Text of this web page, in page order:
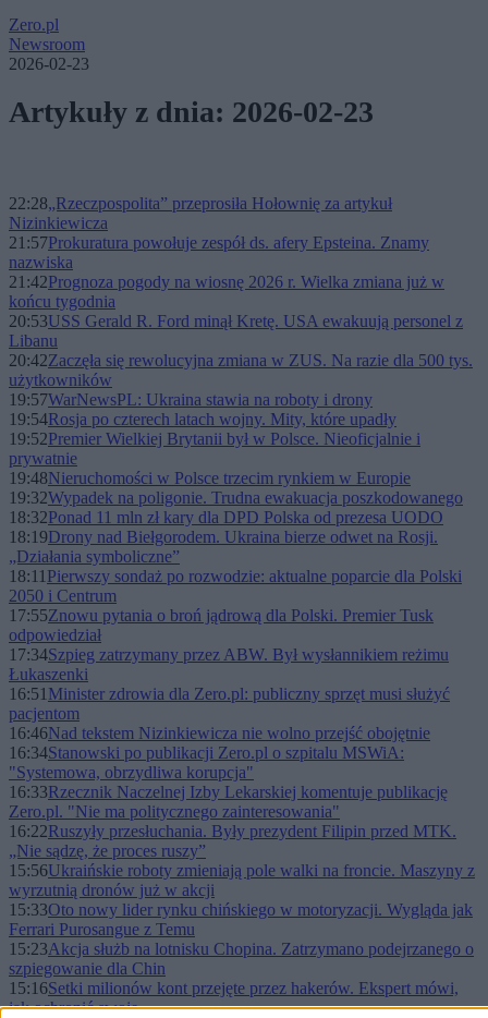
Zero.pl
Newsroom
2026-02-23
Artykuły z dnia: 2026-02-23
22:28„Rzeczpospolita” przeprosiła Hołownię za artykuł
Nizinkiewicza
21:57Prokuratura powołuje zespół ds. afery Epsteina. Znamy
nazwiska
21:42Prognoza pogody na wiosnę 2026 r. Wielka zmiana już w
końcu tygodnia
20:53USS Gerald R. Ford minął Kretę. USA ewakuują personel z
Libanu
20:42Zaczęła się rewolucyjna zmiana w ZUS. Na razie dla 500 tys.
użytkowników
19:57WarNewsPL: Ukraina stawia na roboty i drony
19:54Rosja po czterech latach wojny. Mity, które upadły
19:52Premier Wielkiej Brytanii był w Polsce. Nieoficjalnie i
prywatnie
19:48Nieruchomości w Polsce trzecim rynkiem w Europie
19:32Wypadek na poligonie. Trudna ewakuacja poszkodowanego
18:32Ponad 11 mln zł kary dla DPD Polska od prezesa UODO
18:19Drony nad Biełgorodem. Ukraina bierze odwet na Rosji.
„Działania symboliczne”
18:11 Pierwszy sondaż po rozwodzie: aktualne poparcie dla Polski
2050 i Centrum
17:55Znowu pytania o broń jądrową dla Polski. Premier Tusk
odpowiedział
17:34Szpieg zatrzymany przez ABW. Był wysłannikiem reżimu
Łukaszenki
16:51 Minister zdrowia dla Zero.pl: publiczny sprzęt musi służyć
pacjentom
16:46Nad tekstem Nizinkiewicza nie wolno przejść obojętnie
16:34Stanowski po publikacji Zero.pl o szpitalu MSWiA:
"Systemowa, obrzydliwa korupcja"
16:33Rzecznik Naczelnej Izby Lekarskiej komentuje publikację
Zero.pl. "Nie ma politycznego zainteresowania"
16:22Ruszyły przesłuchania. Były prezydent Filipin przed MTK.
„Nie sądzę, że proces ruszy”
15:56Ukraińskie roboty zmieniają pole walki na froncie. Maszyny z
wyrzutnią dronów już w akcji
15:33Oto nowy lider rynku chińskiego w motoryzacji. Wygląda jak
Ferrari Purosangue z Temu
15:23Akcja służb na lotnisku Chopina. Zatrzymano podejrzanego o
szpiegowanie dla Chin
15:16Setki milionów kont przejęte przez hakerów. Ekspert mówi,
jak ochronić swoje